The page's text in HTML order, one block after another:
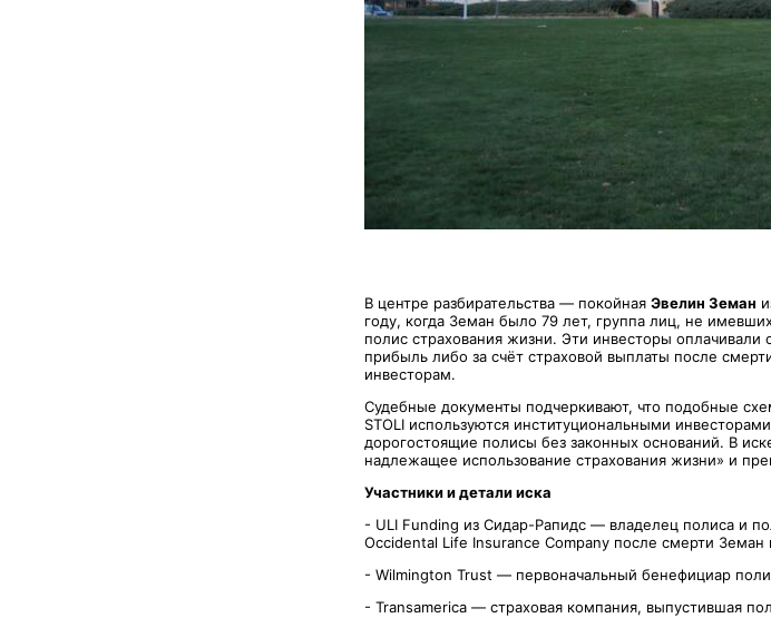
В центре разбирательства — покойная Эвелин Земан
году, когда Земан было 79 лет, группа лиц, не
полис страхования жизни. Эти инвесторы оплачивали
прибыль либо за счёт страховой выплаты после
инвесторам.
Судебные документы подчеркивают, что подобные
STOLI используются институциональными
дорогостоящие полисы без законных оснований. В
надлежащее использование страхования жизни» и
Участники и детали иска
- ULI Funding из Сидар-Рапидс — владелец полиса и
Occidental Life Insurance Company после смерти Земан
- Wilmington Trust — первоначальный бенефициар
- Transamerica — страховая компания, выпустившая